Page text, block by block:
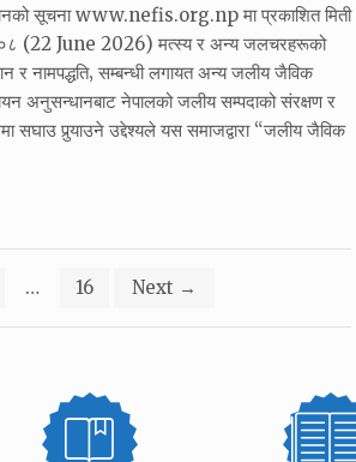
सूचना www.nefis.org.np मा प्रकाशित मिती
(22 June 2026) मत्स्य र अन्य जलचरहरूको
र नामपद्धति‚ सम्बन्धी लगायत अन्य जलीय जैविक
अनुसन्धानबाट नेपालको जलीय सम्पदाको संरक्षण र
सघाउ पुर्‍याउने उद्देश्यले यस समाजद्वारा “जलीय जैविक
… 16 Next →